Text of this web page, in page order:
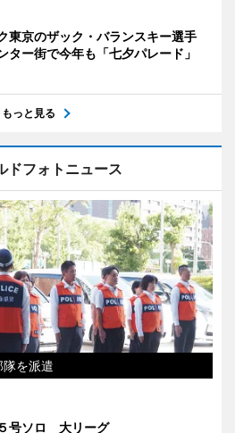
東京のザック・バランスキー選手
ター街で今年も「七夕パレード」
もっと見る
ドフォトニュース
を派遣
号ソロ 大リーグ